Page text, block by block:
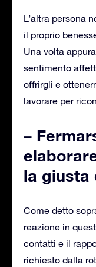
L’altra persona
il proprio
Una volta
sentimento
offrirgli e
lavorare per
–
la giusta
Come detto
reazione in
contatti e il
richiesto dalla